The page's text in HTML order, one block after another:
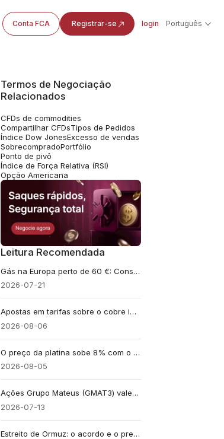
Conta FCA Registrar-se login Português
Termos de Negociação
Relacionados
CFDs de commodities
Compartilhar CFDsTipos de Pedidos
Índice Dow JonesExcesso de vendas
SobrecompradoPortfólio
Ponto de pivô
Índice de Força Relativa (RSI)
Opção Americana
Leitura Recomendada
Gás na Europa perto de 60 €: Conseguirá o BCE superar um choque nos estoques de inverno?
2026-07-21
Apostas em tarifas sobre o cobre impulsionam o preço do metal para um recorde de US$ 6,703
2026-08-06
O preço da platina sobe 8% com o retorno do foco ao déficit de oferta previsto para 2026
2026-08-05
Ações Grupo Mateus (GMAT3) valem a pena após polêmicas?
2026-07-13
Estreito de Ormuz: o acordo e o preço do petróleo